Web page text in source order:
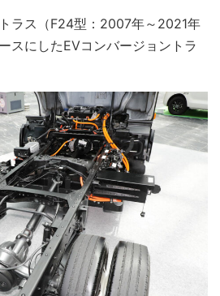
ラス（F24型：2007年～2021年
スにしたEVコンバージョントラ